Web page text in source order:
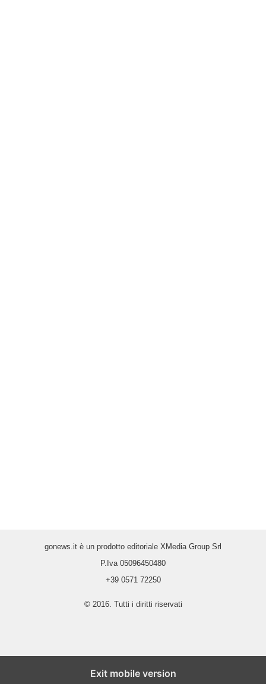
gonews.it è un prodotto editoriale XMedia Group Srl
P.Iva 05096450480
+39 0571 72250
© 2016. Tutti i diritti riservati
Exit mobile version